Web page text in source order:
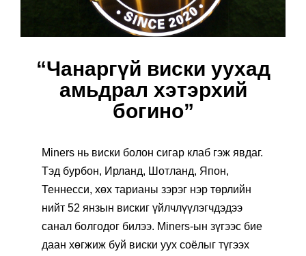
“Чанаргүй виски уухад
амьдрал хэтэрхий
богино”
Miners нь виски болон сигар клаб гэж явдаг.
Тэд бурбон, Ирланд, Шотланд, Япон,
Теннесси, хөх тарианы зэрэг нэр төрлийн
нийт 52 янзын вискиг үйлчлүүлэгчдэдээ
санал болгодог билээ. Miners-ын зүгээс бие
даан хөгжиж буй виски уух соёлыг түгээх